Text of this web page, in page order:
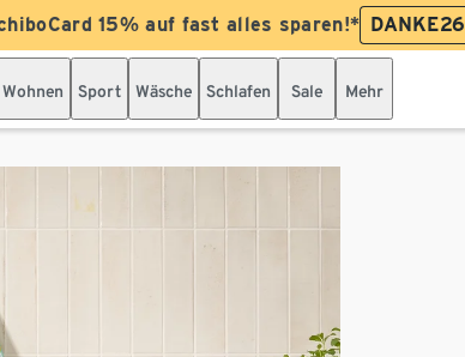
15% auf fast alles sparen!* DANKE26
Wohnen Sport Wäsche Schlafen Sale Mehr